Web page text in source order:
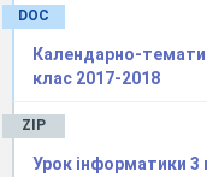
DOC
Календарно-
клас 2017-2018
ZIP
Урок інформатики